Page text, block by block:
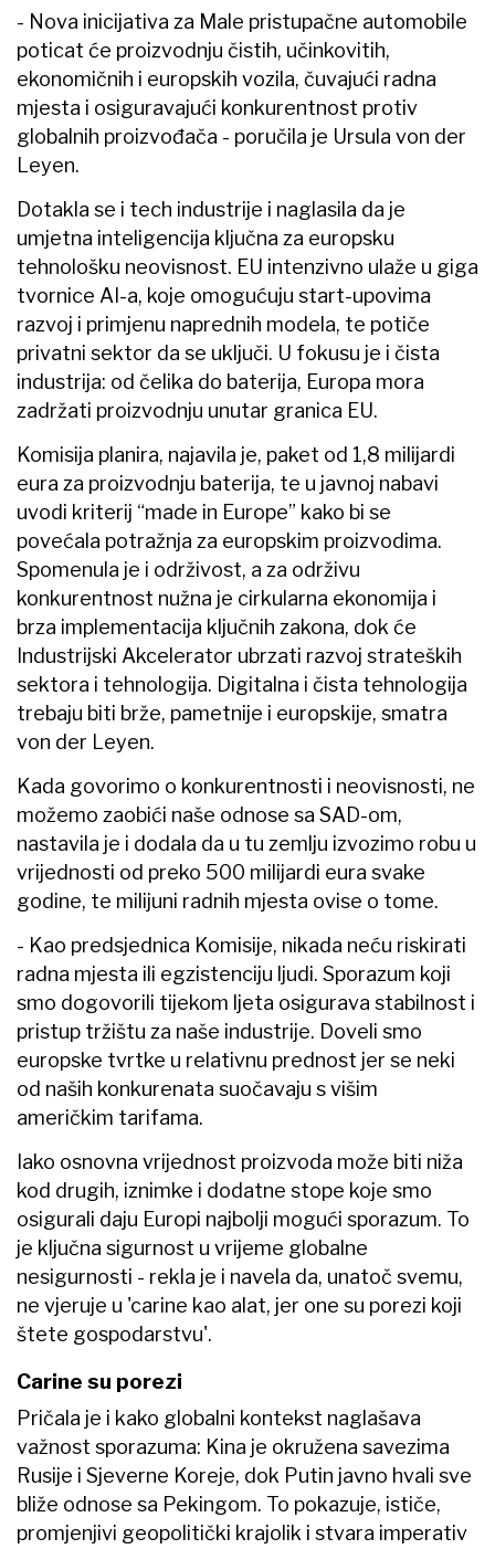
- Nova inicijativa za Male pristupačne automobile
poticat će proizvodnju čistih, učinkovitih,
ekonomičnih i europskih vozila, čuvajući radna
mjesta i osiguravajući konkurentnost protiv
globalnih proizvođača - poručila je Ursula von der
Leyen.
Dotakla se i tech industrije i naglasila da je
umjetna inteligencija ključna za europsku
tehnološku neovisnost. EU intenzivno ulaže u giga
tvornice AI-a, koje omogućuju start-upovima
razvoj i primjenu naprednih modela, te potiče
privatni sektor da se uključi. U fokusu je i čista
industrija: od čelika do baterija, Europa mora
zadržati proizvodnju unutar granica EU.
Komisija planira, najavila je, paket od 1,8 milijardi
eura za proizvodnju baterija, te u javnoj nabavi
uvodi kriterij “made in Europe” kako bi se
povećala potražnja za europskim proizvodima.
Spomenula je i održivost, a za održivu
konkurentnost nužna je cirkularna ekonomija i
brza implementacija ključnih zakona, dok će
Industrijski Akcelerator ubrzati razvoj strateških
sektora i tehnologija. Digitalna i čista tehnologija
trebaju biti brže, pametnije i europskije, smatra
von der Leyen.
Kada govorimo o konkurentnosti i neovisnosti, ne
možemo zaobići naše odnose sa SAD-om,
nastavila je i dodala da u tu zemlju izvozimo robu u
vrijednosti od preko 500 milijardi eura svake
godine, te milijuni radnih mjesta ovise o tome.
- Kao predsjednica Komisije, nikada neću riskirati
radna mjesta ili egzistenciju ljudi. Sporazum koji
smo dogovorili tijekom ljeta osigurava stabilnost i
pristup tržištu za naše industrije. Doveli smo
europske tvrtke u relativnu prednost jer se neki
od naših konkurenata suočavaju s višim
američkim tarifama.
Iako osnovna vrijednost proizvoda može biti niža
kod drugih, iznimke i dodatne stope koje smo
osigurali daju Europi najbolji mogući sporazum. To
je ključna sigurnost u vrijeme globalne
nesigurnosti - rekla je i navela da, unatoč svemu,
ne vjeruje u 'carine kao alat, jer one su porezi koji
štete gospodarstvu'.
Carine su porezi
Pričala je i kako globalni kontekst naglašava
važnost sporazuma: Kina je okružena savezima
Rusije i Sjeverne Koreje, dok Putin javno hvali sve
bliže odnose sa Pekingom. To pokazuje, ističe,
promjenjivi geopolitički krajolik i stvara imperativ